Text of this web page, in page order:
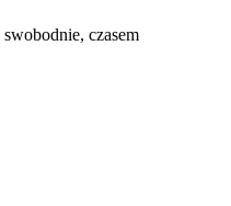
czasem